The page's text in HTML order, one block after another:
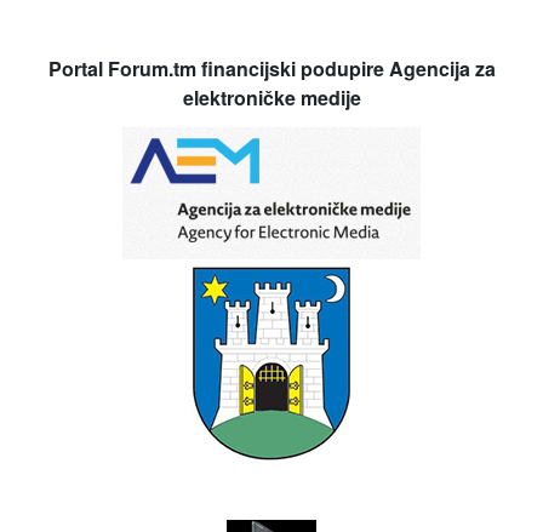
Portal Forum.tm financijski podupire Agencija za
elektroničke medije